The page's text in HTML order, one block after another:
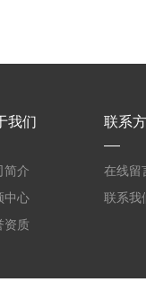
我们
简介
中心
资质
联系
在线留
联系我